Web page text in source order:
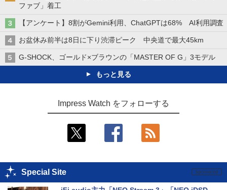
ファブ」着工
【アンケート】8割がGemini利用、ChatGPTは68% AI利用調査
お盆休み前半は8日に下り渋滞ピーク 中央道で最大45km
G-SHOCK、ゴールド×ブラウンの「MASTER OF G」3モデル
もっと見る
Impress Watch をフォローする
Special Site